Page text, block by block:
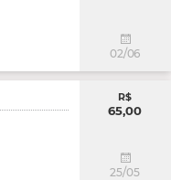
02/06
R$
65,00
25/05